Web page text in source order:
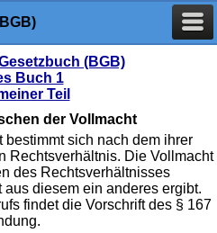
(BGB)
Buch 1
Teil
der Vollmacht
sich nach dem ihrer
Rechtsverhältnis. Die Vollmacht
des Rechtsverhältnisses
diesem ein anderes ergibt.
findet die Vorschrift des § 167